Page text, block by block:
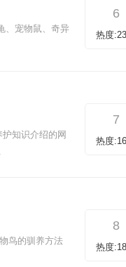
、宠物鼠、奇异
6
热度
知识介绍的网
7
热度
鸟的驯养方法
8
热度